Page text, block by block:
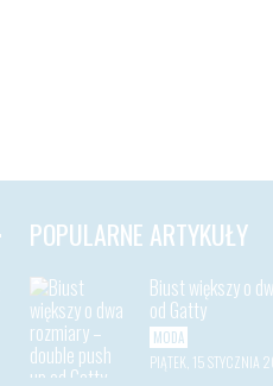
POPULARNE ARTYKUŁY
Biust większy o
od Gatty
MODA
PIĄTEK, 15